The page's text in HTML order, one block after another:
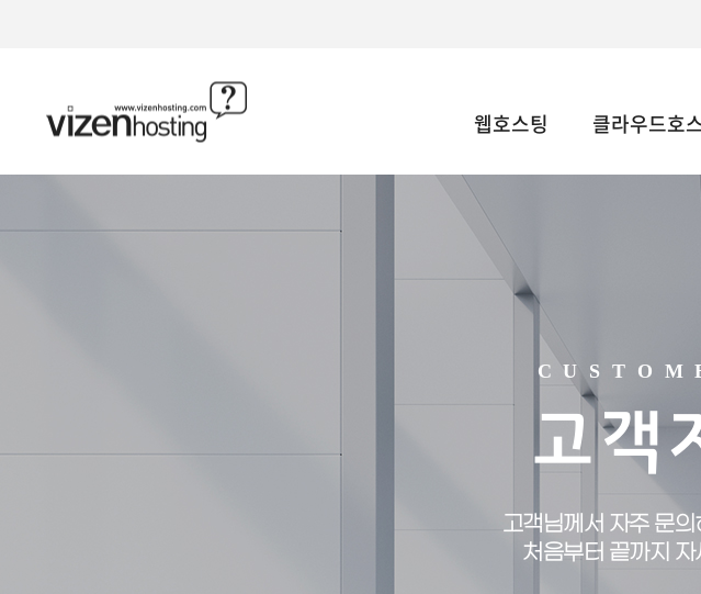
웹호스팅 클라우드호
고객
고객님께서 자주 문
처음부터 끝까지